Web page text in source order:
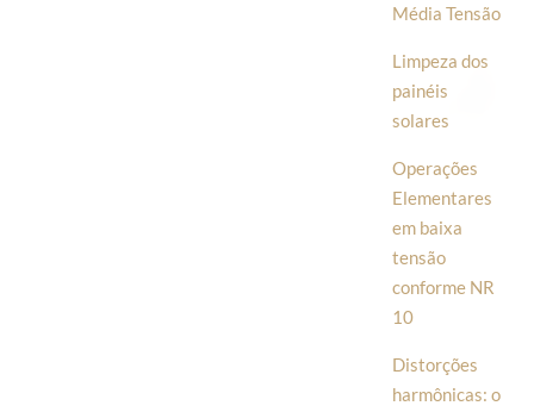
Média Tensão
Limpeza dos
painéis
solares
Operações
Elementares
em baixa
tensão
conforme NR
10
Distorções
harmônicas: o